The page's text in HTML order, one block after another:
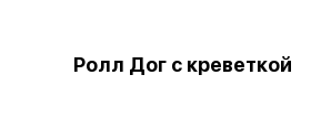
Ролл Дог с креветкой